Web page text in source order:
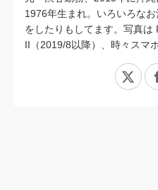
1976年生まれ。いろいろな
をしたりもしてます。写真
II（2019/8以降）、時々スマ
X